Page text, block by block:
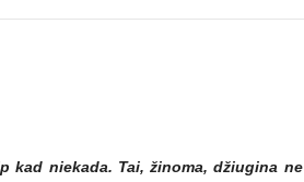
kad niekada. Tai, žinoma, džiugina ne